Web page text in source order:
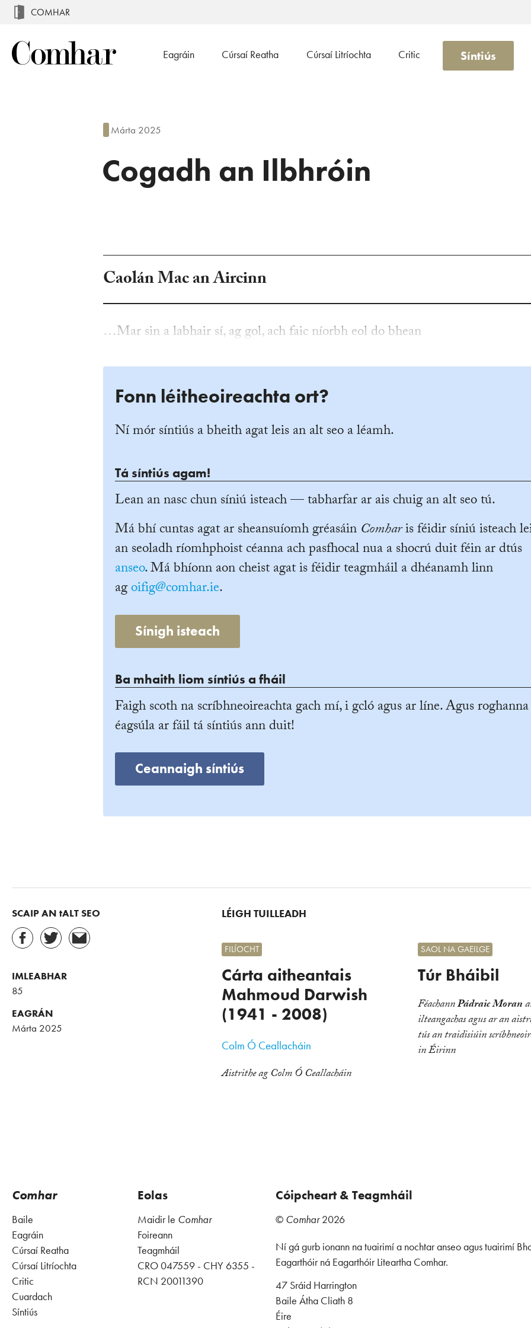
COMHAR
Eagráin Cúrsaí Reatha Cúrsaí Litríochta Critic Síntiús
Cogadh an Ilbhróin
Márta 2025
Caolán Mac an Aircinn
…Mar sin a labhair sí, ag gol, ach faic níorbh eol do bhean
Fonn léitheoireachta ort?
Ní mór síntiús a bheith agat leis an alt seo a léamh.
Tá síntiús agam!
Lean an nasc chun síniú isteach — tabharfar ar ais chuig an alt seo tú.
Má bhí cuntas agat ar sheansuíomh gréasáin Comharis féidir síniú isteach
an seoladh ríomhphoist céanna ach pasfhocal nua a shocrú duit féin ar dtús
anseo. Má bhíonn aon cheist agat is féidir teagmháil a dhéanamh linn
agoifig@comhar.ie.
Sínigh isteach
Ba mhaith liom síntiús a fháil
Faigh scoth na scríbhneoireachta gach mí, i gcló agus ar líne. Agus roghanna
éagsúla ar fáil tá síntiús ann duit!
Ceannaigh síntiús
SCAIP AN tALT SEO
IMLEABHAR
85
EAGRÁN
Márta 2025
LÉIGH TUILLEADH
Cárta aitheantais
Mahmoud Darwish
(1941 - 2008)
FILÍOCHT
Colm Ó Ceallacháin
Aistrithe ag Colm Ó Ceallacháin
Túr Bháibil
SAOL NA GAEILGE
FéachannPádraic Moran
ilteangachas agus ar an
tús an traidisiúin
in Éirinn
Comhar
Baile
Eagráin
Cúrsaí Reatha
Cúrsaí Litríochta
Critic
Cuardach
Síntiús
Eolas
Maidir le Comhar
Foireann
Teagmháil
CRO 047559 - CHY 6355 -
RCN 20011390
Cóipcheart & Teagmháil
© Comhar2026
Ní gá gurb ionann na tuairimí a nochtar anseo agus tuairimí
Eagarthóir ná Eagarthóir Liteartha Comhar.
47 Sráid Harrington
Baile Átha Cliath 8
Éire